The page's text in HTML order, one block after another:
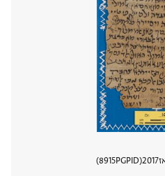
2017
PGPID
8915